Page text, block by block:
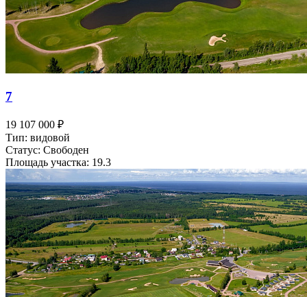
7
19 107 000 ₽
Тип: видовой
Статус: Свободен
Площадь участка: 19.3